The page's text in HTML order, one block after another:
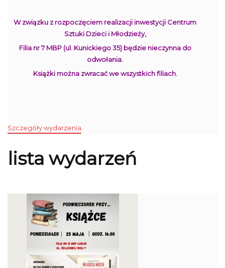
W związku z rozpoczęciem realizacji inwestycji Centrum
Sztuki Dzieci i Młodzieży,
Filia nr 7 MBP (ul. Kunickiego 35) będzie nieczynna do
odwołania.
Książki można zwracać we wszystkich filiach.
Szczegóły wydarzenia
lista wydarzeń